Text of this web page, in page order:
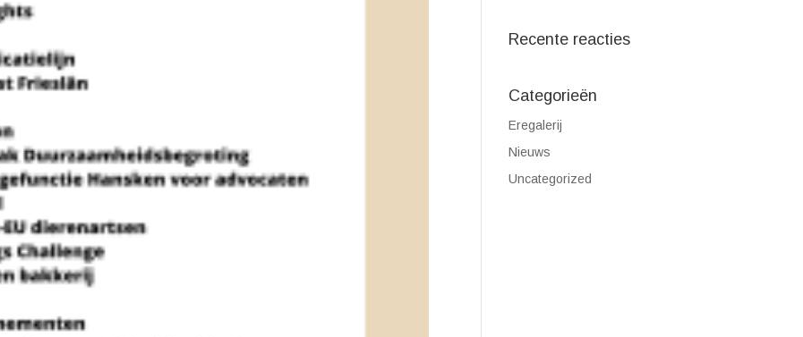
Recente reacties
Categorieën
Eregalerij
Nieuws
Uncategorized